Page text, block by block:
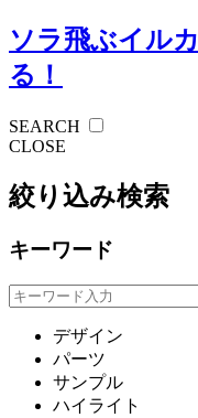
ソラ飛ぶイルカ
る！
SEARCH
CLOSE
絞り込み検索
キーワード
デザイン
パーツ
サンプル
ハイライト